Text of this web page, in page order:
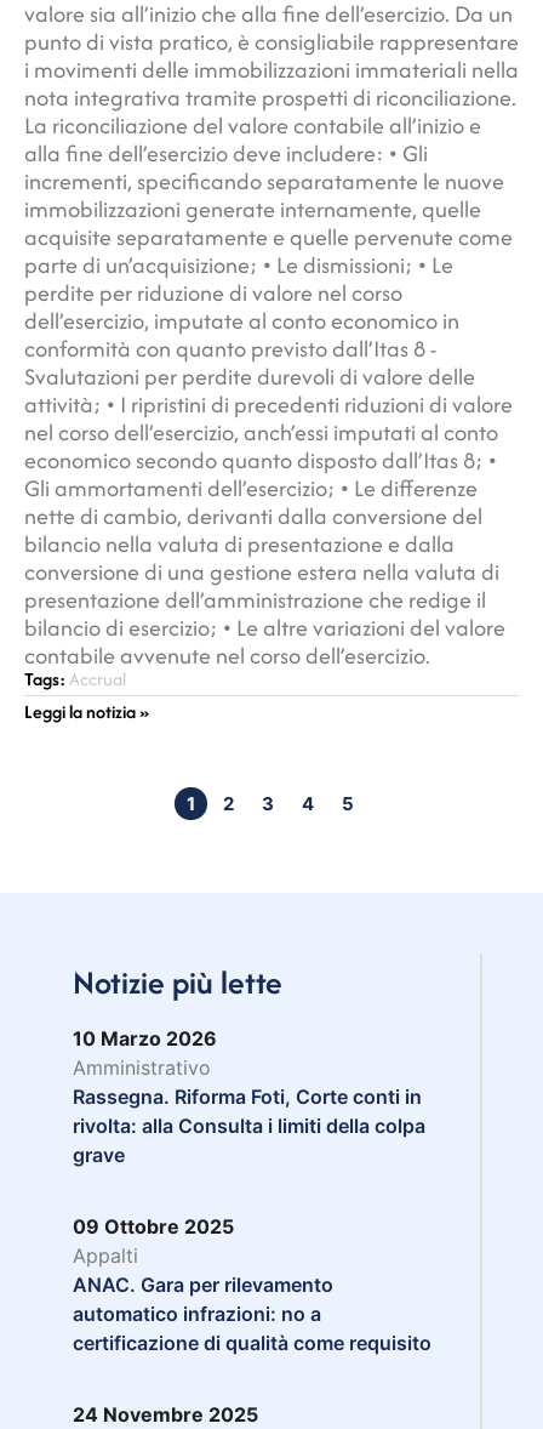
valore sia all’inizio che alla fine dell’esercizio. Da un
punto di vista pratico, è consigliabile rappresentare
i movimenti delle immobilizzazioni immateriali nella
nota integrativa tramite prospetti di riconciliazione.
La riconciliazione del valore contabile all’inizio e
alla fine dell’esercizio deve includere: • Gli
incrementi, specificando separatamente le nuove
immobilizzazioni generate internamente, quelle
acquisite separatamente e quelle pervenute come
parte di un’acquisizione; • Le dismissioni; • Le
perdite per riduzione di valore nel corso
dell’esercizio, imputate al conto economico in
conformità con quanto previsto dall’Itas 8 -
Svalutazioni per perdite durevoli di valore delle
attività; • I ripristini di precedenti riduzioni di valore
nel corso dell’esercizio, anch’essi imputati al conto
economico secondo quanto disposto dall’Itas 8; •
Gli ammortamenti dell’esercizio; • Le differenze
nette di cambio, derivanti dalla conversione del
bilancio nella valuta di presentazione e dalla
conversione di una gestione estera nella valuta di
presentazione dell’amministrazione che redige il
bilancio di esercizio; • Le altre variazioni del valore
contabile avvenute nel corso dell’esercizio.
Tags:Accrual
Leggi la notizia »
1 2 3 4 5
Notizie più lette
10 Marzo 2026
Amministrativo
Rassegna. Riforma Foti, Corte conti in
rivolta: alla Consulta i limiti della colpa
grave
09 Ottobre 2025
Appalti
ANAC. Gara per rilevamento
automatico infrazioni: no a
certificazione di qualità come requisito
24 Novembre 2025